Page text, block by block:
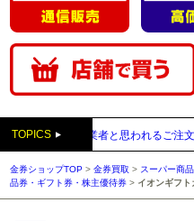
TOPICS
払い買取業者と思われるご注文のキ
金券ショップTOP >金券買取 > スーパー商
品券・ギフト券・株主優待券 > イオンギフ